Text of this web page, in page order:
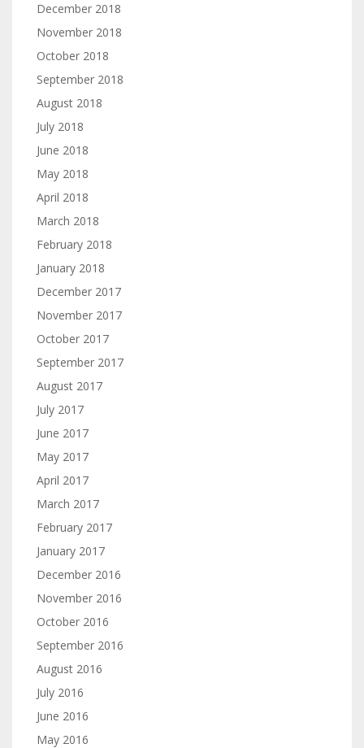
December 2018
November 2018
October 2018
September 2018
August 2018
July 2018
June 2018
May 2018
April 2018
March 2018
February 2018
January 2018
December 2017
November 2017
October 2017
September 2017
August 2017
July 2017
June 2017
May 2017
April 2017
March 2017
February 2017
January 2017
December 2016
November 2016
October 2016
September 2016
August 2016
July 2016
June 2016
May 2016